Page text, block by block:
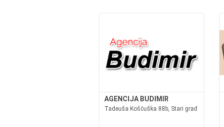
AGENCIJA BUDIMIR
Tadeuša Košćuška 88b, Stari grad